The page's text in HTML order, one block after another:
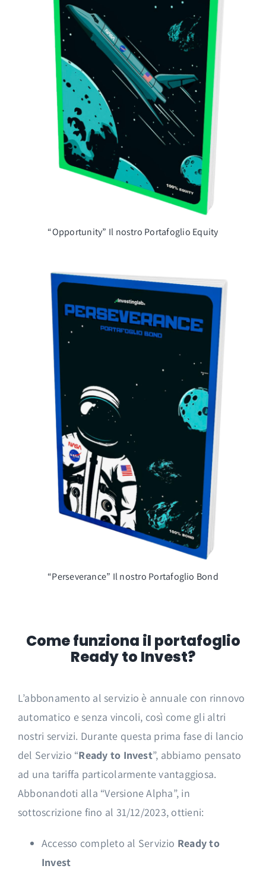
“Opportunity” Il nostro Portafoglio Equity
“Perseverance” Il nostro Portafoglio Bond
Come funziona il portafoglio
Ready to Invest?
L’abbonamento al servizio è annuale con rinnovo
automatico e senza vincoli, così come gli altri
nostri servizi. Durante questa prima fase di lancio
del Servizio “Ready to Invest”, abbiamo pensato
ad una tariffa particolarmente vantaggiosa.
Abbonandoti alla “Versione Alpha”, in
sottoscrizione fino al 31/12/2023, ottieni:
Accesso completo al Servizio Ready to
Invest